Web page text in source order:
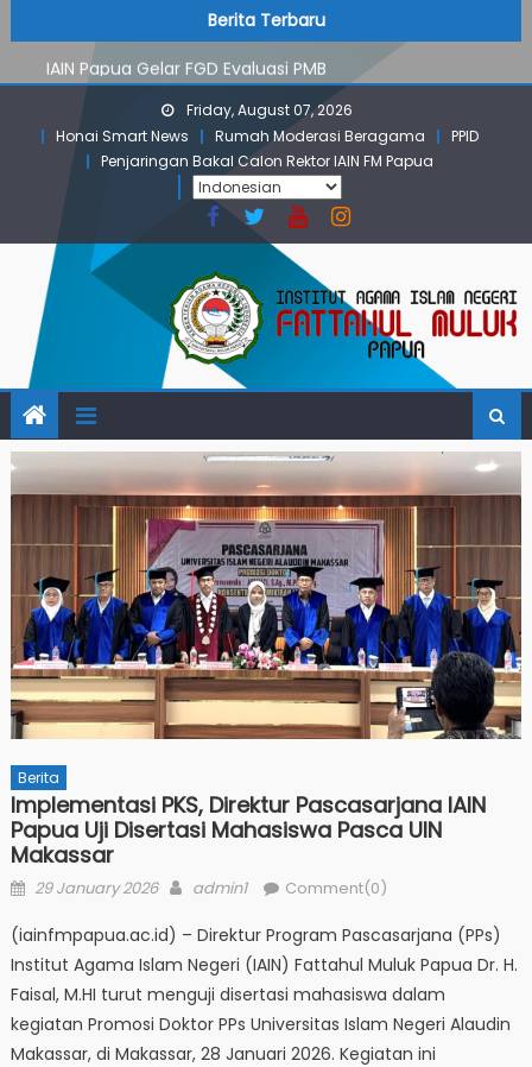
to
content
Berita Terbaru
IAIN Papua Gelar FGD Evaluasi PMB
KKN IAIN Papua: Kelompok Skow Sae Kolaborasi dengan
KKN UGM dan Uncen
Para Mahasiswa PGMI IAIN Papua Tembus Jurnal
Terindeks Google Scholar
Pembekalan KKN: Bangun Komunikasi Aktif dengan
Masyarakat
PMB Jalur Mandiri: Peserta Ujian Dari Lanny Jaya Hingga
Maluku
Friday, August 07, 2026
Honai Smart News
Rumah Moderasi Beragama
PPID
Penjaringan Bakal Calon Rektor IAIN FM Papua
Berita
Implementasi PKS, Direktur Pascasarjana IAIN
Papua Uji Disertasi Mahasiswa Pasca UIN
Makassar
Posted
29 January 2026 Author
admin1 Comment(0)
(iainfmpapua.ac.id) – Direktur Program Pascasarjana (PPs)
Institut Agama Islam Negeri (IAIN) Fattahul Muluk Papua Dr. H.
Faisal, M.HI turut menguji disertasi mahasiswa dalam
kegiatan Promosi Doktor PPs Universitas Islam Negeri Alaudin
Makassar, di Makassar, 28 Januari 2026. Kegiatan ini